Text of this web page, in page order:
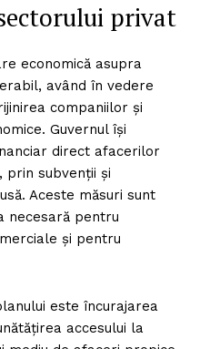
privat
economică asupra
având în vedere
companiilor și
Guvernul își
direct afacerilor
prin subvenții și
Aceste măsuri sunt
necesară pentru
și pentru
este încurajarea
accesului la